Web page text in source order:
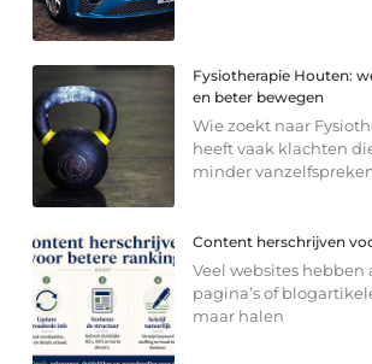
Fysiotherapie Houten:
en beter bewegen
Wie zoekt naar
heeft vaak klachten
minder
Content herschrijven
Veel websites hebben
pagina’s of
maar halen